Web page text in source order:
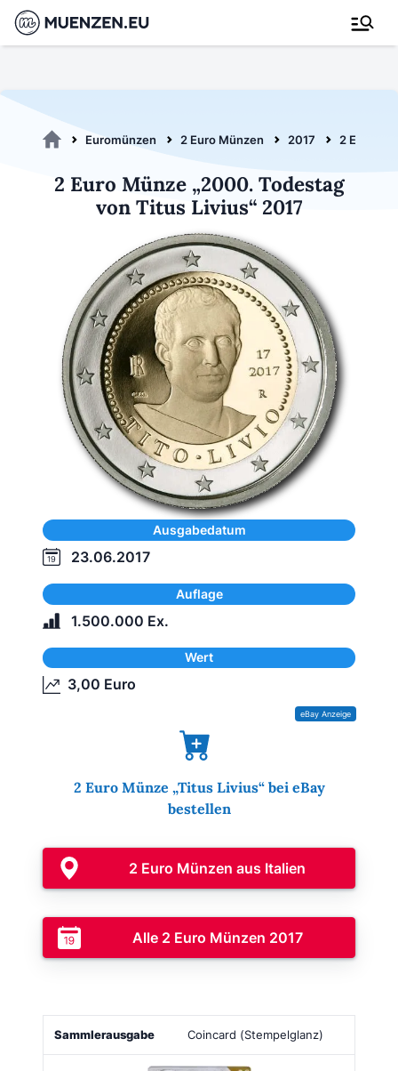
Euromünzen 2 Euro Münzen 2017 2 Euro
2 Euro Münze „2000. Todestag
von Titus Livius“ 2017
Ausgabedatum
23.06.2017
Auflage
1.500.000 Ex.
Wert
3,00 Euro
2 Euro Münze „Titus Livius“ bei eBay
bestellen
2 Euro Münzen aus Italien
Alle 2 Euro Münzen 2017
Sammlerausgabe Bild Auflage Ausgabepreis
Coincard (Stempelglanz)